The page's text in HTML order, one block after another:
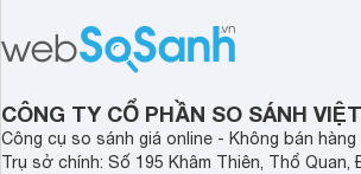
CÔNG TY CỔ PHẦN SO SÁNH
Công cụ so sánh giá online - Không bán hàng
Trụ sở chính: Số 195 Khâm Thiên, Thổ Quan,